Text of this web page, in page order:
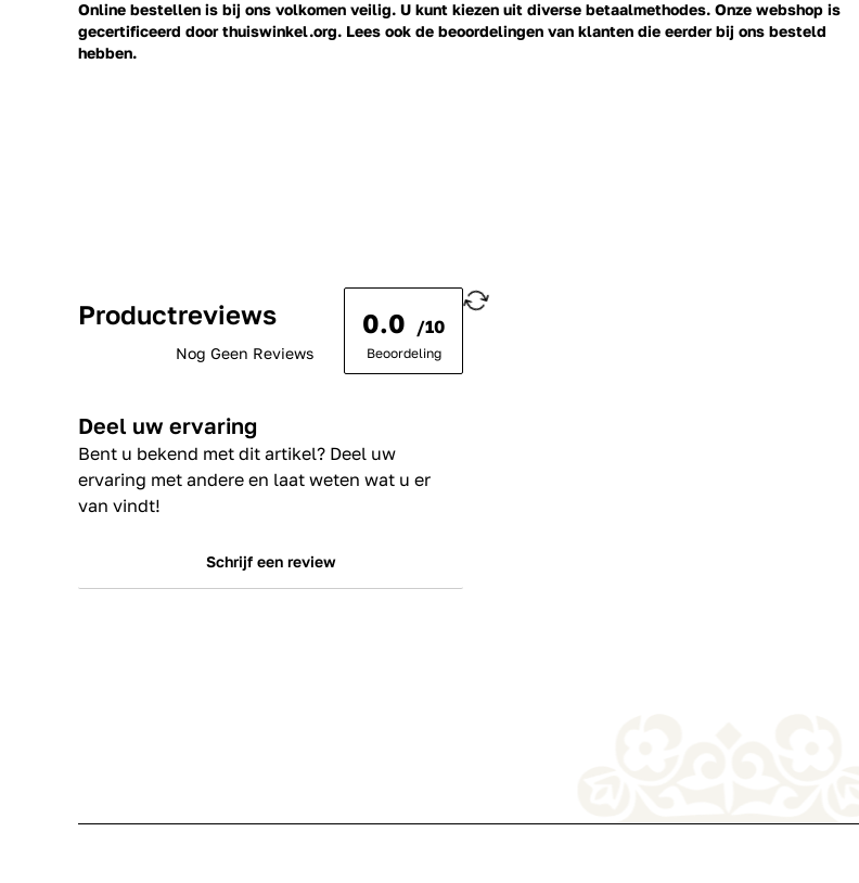
Online bestellen is bij ons volkomen veilig. U kunt kiezen uit diverse betaalmethodes. Onze webshop is
gecertificeerd door thuiswinkel.org. Lees ook de beoordelingen van klanten die eerder bij ons besteld
hebben.
Productreviews
Nog Geen Reviews
0.0 /10
Beoordeling
Deel uw ervaring
Bent u bekend met dit artikel? Deel uw
ervaring met andere en laat weten wat u er
van vindt!
Schrijf een review